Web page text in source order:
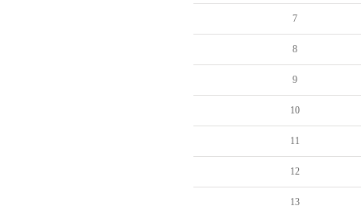
7
8
9
10
11
12
13